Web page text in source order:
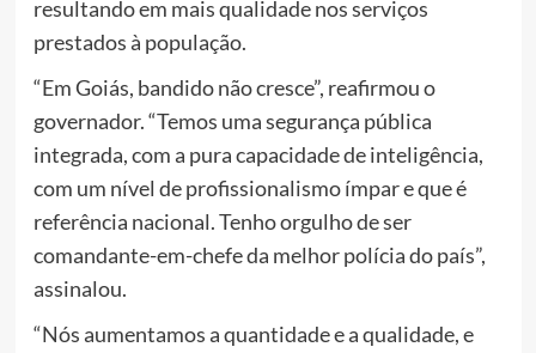
resultando em mais qualidade nos serviços
prestados à população.
“Em Goiás, bandido não cresce”, reafirmou o
governador. “Temos uma segurança pública
integrada, com a pura capacidade de inteligência,
com um nível de profissionalismo ímpar e que é
referência nacional. Tenho orgulho de ser
comandante-em-chefe da melhor polícia do país”,
assinalou.
“Nós aumentamos a quantidade e a qualidade, e